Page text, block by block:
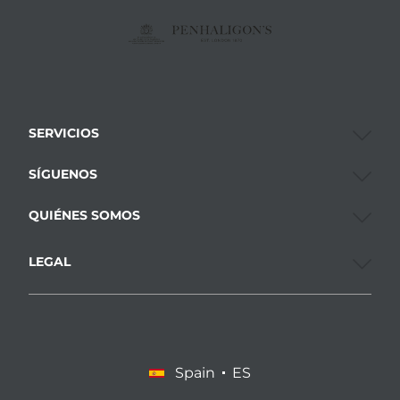
SERVICIOS
SÍGUENOS
QUIÉNES SOMOS
LEGAL
Spain ES